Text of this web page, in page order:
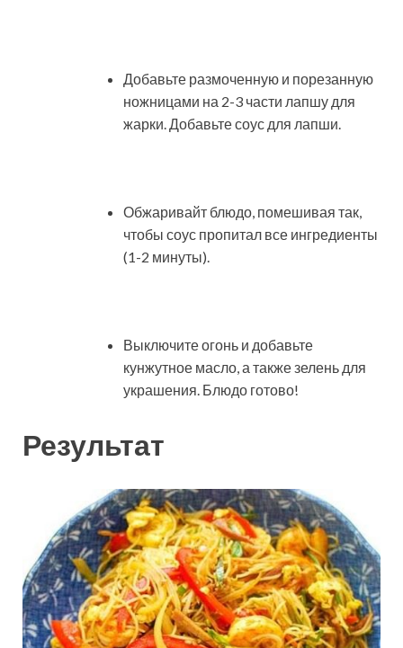
Добавьте размоченную и порезанную
ножницами на 2-3 части лапшу для
жарки. Добавьте соус для лапши.
Обжаривайт блюдо, помешивая так,
чтобы соус пропитал все ингредиенты
(1-2 минуты).
Выключите огонь и добавьте
кунжутное масло, а также зелень для
украшения. Блюдо готово!
Результат